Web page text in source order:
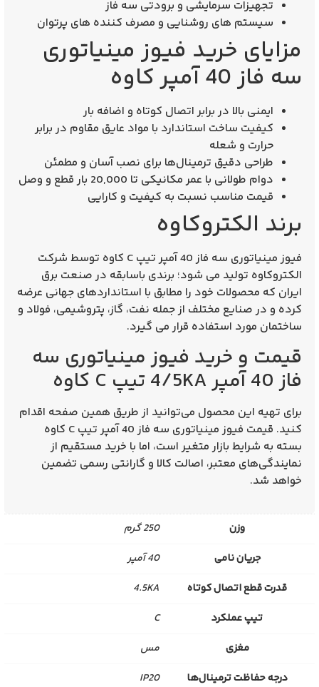
تجهیزات سرمایشی و برودتی سه فاز
سیستم‌ های روشنایی و مصرف‌ کننده‌ های پرتوان
مزایای خرید فیوز مینیاتوری
سه فاز 40 آمپر کاوه
ایمنی بالا در برابر اتصال کوتاه و اضافه بار
کیفیت ساخت استاندارد با مواد عایق مقاوم در برابر
حرارت و شعله
طراحی دقیق ترمینال‌ها برای نصب آسان و مطمئن
دوام طولانی با عمر مکانیکی تا 20,000 بار قطع و وصل
قیمت مناسب نسبت به کیفیت و کارایی
برند الکتروکاوه
فیوز مینیاتوری سه فاز 40 آمپر تیپ C کاوه توسط شرکت
الکتروکاوه تولید می‌ شود؛ برندی باسابقه در صنعت برق
ایران که محصولات خود را مطابق با استانداردهای جهانی عرضه
کرده و در صنایع مختلف از جمله نفت، گاز، پتروشیمی، فولاد و
ساختمان مورد استفاده قرار می‌ گیرد.
قیمت و خرید فیوز مینیاتوری سه
فاز 40 آمپر 4/5KA تیپ C کاوه
برای تهیه این محصول می‌توانید از طریق همین صفحه اقدام
کنید. قیمت فیوز مینیاتوری سه فاز 40 آمپر تیپ C کاوه
بسته به شرایط بازار متغیر است، اما با خرید مستقیم از
نمایندگی‌های معتبر، اصالت کالا و گارانتی رسمی تضمین
خواهد شد.
وزن
250 گرم
جریان نامی
40 آمپر
قدرت قطع اتصال کوتاه
4.5KA
تیپ عملکرد
C
مغزی
مس
درجه حفاظت ترمینال‌ها
IP20